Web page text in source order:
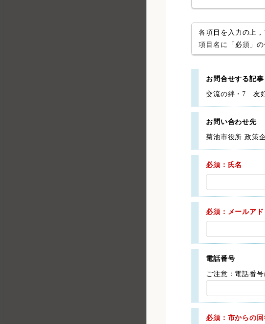
各項目を入力の上
項目名に「必須」
お問合せする記事
交流の絆・7 友
お問い合わせ先
菊池市役所 政策
必須：氏名
必須：メールアド
電話番号
ご注意：電話番
必須：市からの回